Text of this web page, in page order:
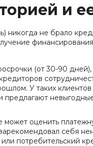
и
никогда не брало
(от 30-90 дней),
У таких
может оценить
себя
потребительский